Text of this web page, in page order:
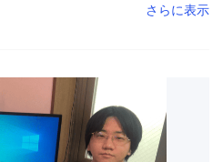
さらに表示